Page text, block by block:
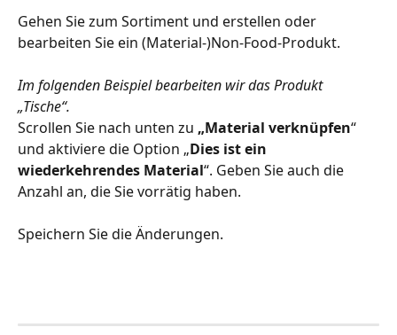
Gehen Sie zum Sortiment und erstellen oder
bearbeiten Sie ein (Material-)Non-Food-Produkt.
Im folgenden Beispiel bearbeiten wir das Produkt
„Tische“.
Scrollen Sie nach unten zu „Material verknüpfen“
und aktiviere die Option „Dies ist ein
wiederkehrendes Material“. Geben Sie auch die
Anzahl an, die Sie vorrätig haben.
Speichern Sie die Änderungen.